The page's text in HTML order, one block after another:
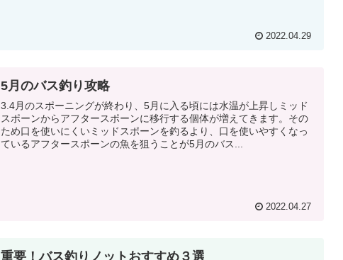
2022.04.29
5月のバス釣り攻略
3.4月のスポーニングが終わり、5月に入る頃には水温が上昇しミッド
スポーンからアフタースポーンに移行する個体が増えてきます。その
ため口を使いにくいミッドスポーンを釣るより、口を使いやすくなっ
ているアフタースポーンの魚を狙うことが5月のバス...
2022.04.27
重要！バス釣りノットおすすめ３選